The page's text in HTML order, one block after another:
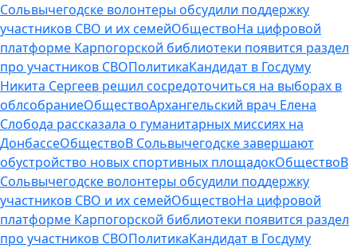
Сольвычегодске волонтеры обсудили поддержку
участников СВО и их семейОбществоНа цифровой
платформе Карпогорской библиотеки появится раздел
про участников СВОПолитикаКандидат в Госдуму
Никита Сергеев решил сосредоточиться на выборах в
облсобраниеОбществоАрхангельский врач Елена
Слобода рассказала о гуманитарных миссиях на
ДонбассеОбществоВ Сольвычегодске завершают
обустройство новых спортивных площадокОбществоВ
Сольвычегодске волонтеры обсудили поддержку
участников СВО и их семейОбществоНа цифровой
платформе Карпогорской библиотеки появится раздел
про участников СВОПолитикаКандидат в Госдуму